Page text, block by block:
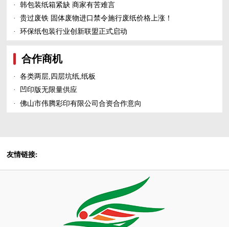
·
韩包装纸箱紧缺 商家有苦难言
·
贵过废铁 固体废物进口禁令施行废纸价格上涨！
·
环保纸包装行业创新联盟正式启动
合作商机
·
各类两层,四层坑纸,纸板
·
凹印版无限量供应
·
佛山市伟腾彩印有限公司合资合作意向
友情链接: